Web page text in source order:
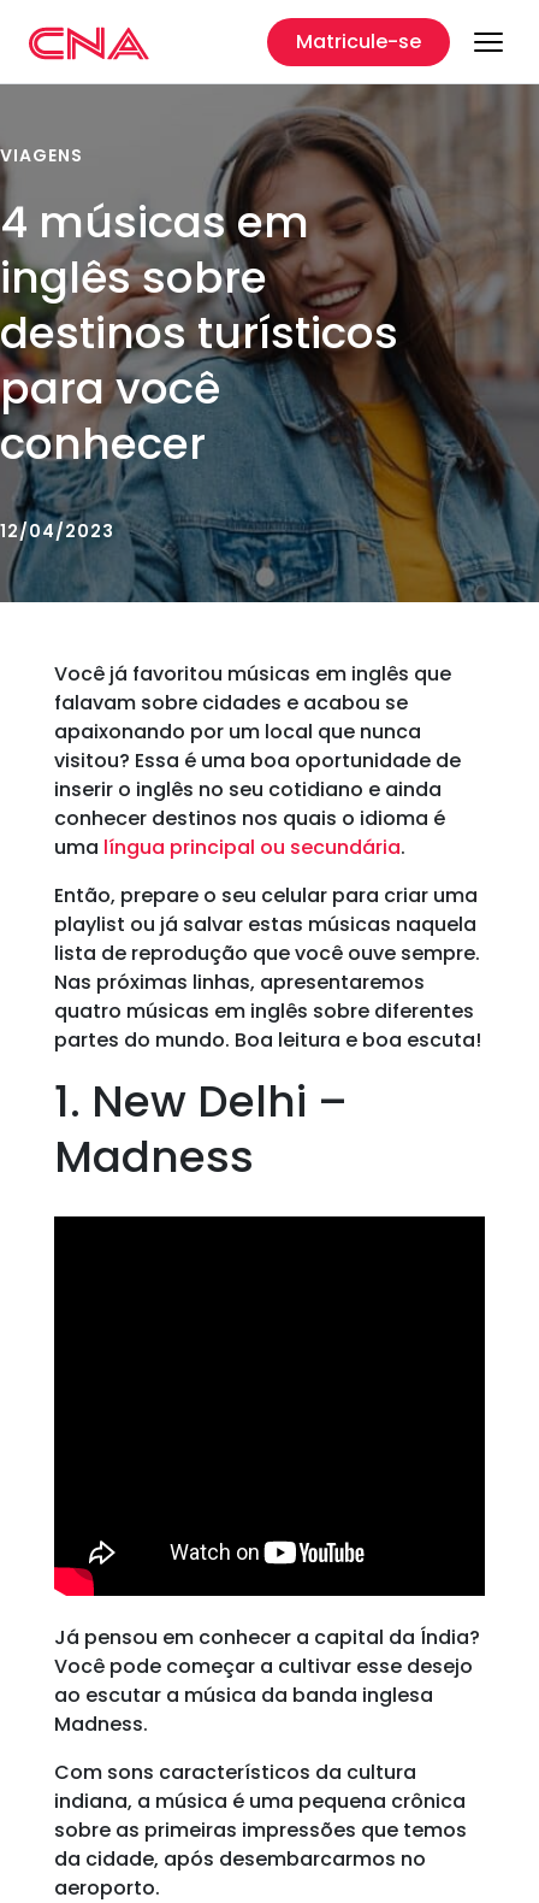
Matricule-se
VIAGENS
4 músicas em
inglês sobre
destinos turísticos
para você
conhecer
12/04/2023
Você já favoritou músicas em inglês que
falavam sobre cidades e acabou se
apaixonando por um local que nunca
visitou? Essa é uma boa oportunidade de
inserir o inglês no seu cotidiano e ainda
conhecer destinos nos quais o idioma é
uma língua principal ou secundária.
Então, prepare o seu celular para criar uma
playlist ou já salvar estas músicas naquela
lista de reprodução que você ouve sempre.
Nas próximas linhas, apresentaremos
quatro músicas em inglês sobre diferentes
partes do mundo. Boa leitura e boa escuta!
1. New Delhi –
Madness
Já pensou em conhecer a capital da Índia?
Você pode começar a cultivar esse desejo
ao escutar a música da banda inglesa
Madness.
Com sons característicos da cultura
indiana, a música é uma pequena crônica
sobre as primeiras impressões que temos
da cidade, após desembarcarmos no
aeroporto.